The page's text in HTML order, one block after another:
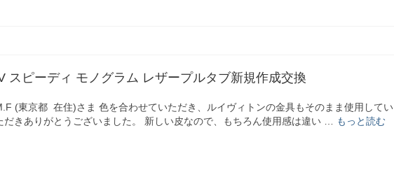
スピーディ モノグラム レザープルタブ新規作成交換
(東京都 在住)さま 色を合わせていただき、ルイヴィトンの金具もそのまま使用してい
だきありがとうございました。 新しい皮なので、もちろん使用感は違い … もっと読む